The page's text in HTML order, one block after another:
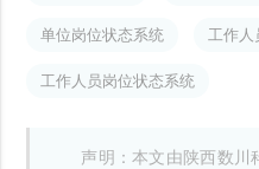
单位岗位状态系统 工作人
工作人员岗位状态系统
声明：本文由陕西数川